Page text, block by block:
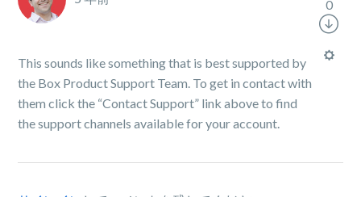
This sounds like something that is best supported by
the Box Product Support Team. To get in contact with
them click the “Contact Support” link above to find
the support channels available for your account.
0